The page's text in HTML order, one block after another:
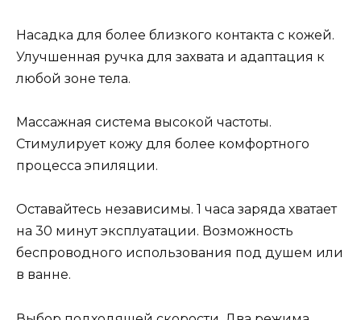
Насадка для более близкого контакта с кожей.
Улучшенная ручка для захвата и адаптация к
любой зоне тела.
Массажная система высокой частоты.
Стимулирует кожу для более комфортного
процесса эпиляции.
Оставайтесь независимы. 1 часа заряда хватает
на 30 минут эксплуатации. Возможность
беспроводного использования под душем или
в ванне.